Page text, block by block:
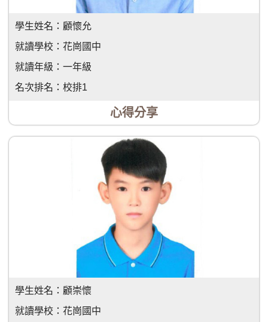
學生姓名： 顧懷允
就讀學校： 花崗國中
就讀年級： 一年級
名次排名： 校排1
心得分享
學生姓名： 顧崇懷
就讀學校： 花崗國中